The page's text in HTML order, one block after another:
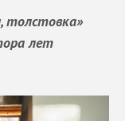
толстовка»
лет